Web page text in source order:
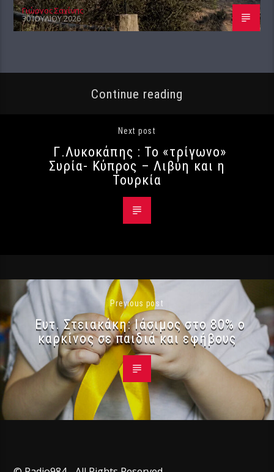
Γιώργος Σαχίνης
30 ΙΟΥΛΊΟΥ 2026
Continue reading
Next post
Γ.Λυκοκάπης : Το «τρίγωνο»
Συρία- Κύπρος – Λιβύη και η
Τουρκία
Previous post
Ευτ. Στειακάκη: Ιάσιμος στο 80% ο
καρκίνος σε παιδιά και εφήβους